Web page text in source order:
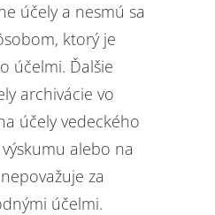
účely a nesmú sa
ktorý je
účelmi. Ďalšie
archivácie vo
účely vedeckého
alebo na
za
účelmi.